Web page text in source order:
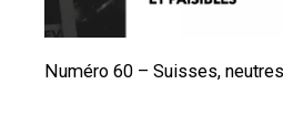
Numéro 60 – Suisses,